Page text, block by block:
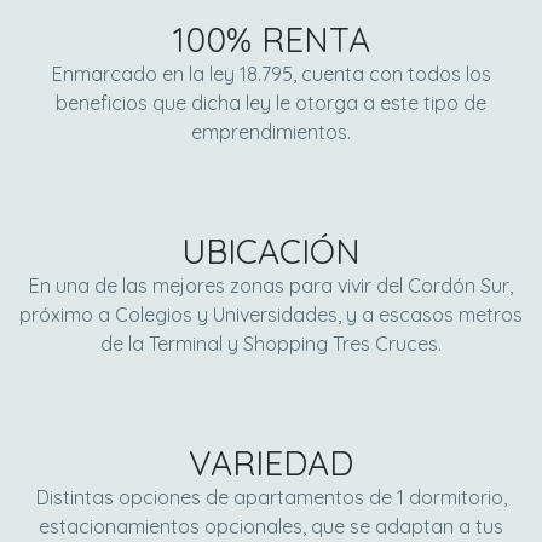
100% RENTA
Enmarcado en la ley 18.795, cuenta con todos los
beneficios que dicha ley le otorga a este tipo de
emprendimientos.​
UBICACIÓN
En una de las mejores zonas para vivir del Cordón Sur,
próximo a Colegios y Universidades, y a escasos metros
de la Terminal y Shopping Tres Cruces.
VARIEDAD
Distintas opciones de apartamentos de 1 dormitorio,
estacionamientos opcionales, que se adaptan a tus